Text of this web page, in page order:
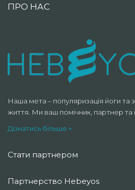
ПРО НАС
Наша мета – популяризація йоги та
життя. Ми ваш помічник, партнер та
Дізнатись більше +
Стати партнером
Партнерство Hebeyos